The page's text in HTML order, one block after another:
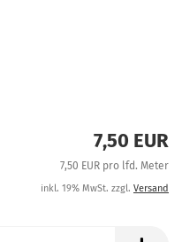
7,50 EUR
7,50 EUR pro lfd. Meter
inkl. 19% MwSt. zzgl. Versand